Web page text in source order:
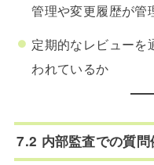
管理や変更履歴が管
定期的なレビューを
われているか
7.2 内部監査での質問